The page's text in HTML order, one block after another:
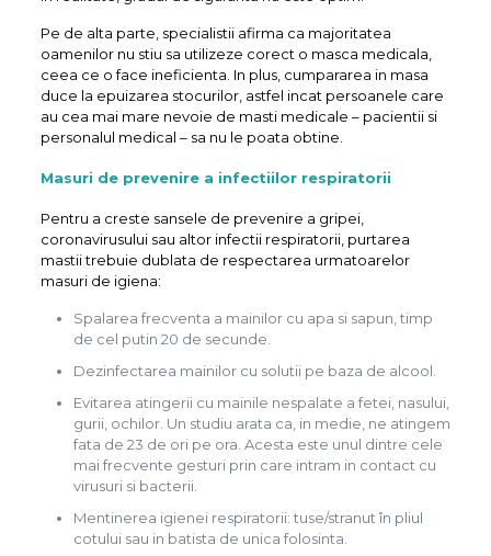
Pe de alta parte, specialistii afirma ca majoritatea
oamenilor nu stiu sa utilizeze corect o masca medicala,
ceea ce o face ineficienta. In plus, cumpararea in masa
duce la epuizarea stocurilor, astfel incat persoanele care
au cea mai mare nevoie de masti medicale – pacientii si
personalul medical – sa nu le poata obtine.
Masuri de prevenire a infectiilor respiratorii
Pentru a creste sansele de prevenire a gripei,
coronavirusului sau altor infectii respiratorii, purtarea
mastii trebuie dublata de respectarea urmatoarelor
masuri de igiena:
Spalarea frecventa a mainilor cu apa si sapun, timp
de cel putin 20 de secunde.
Dezinfectarea mainilor cu solutii pe baza de alcool.
Evitarea atingerii cu mainile nespalate a fetei, nasului,
gurii, ochilor. Un studiu arata ca, in medie, ne atingem
fata de 23 de ori pe ora. Acesta este unul dintre cele
mai frecvente gesturi prin care intram in contact cu
virusuri si bacterii.
Mentinerea igienei respiratorii: tuse/stranut în pliul
cotului sau in batista de unica folosinta.